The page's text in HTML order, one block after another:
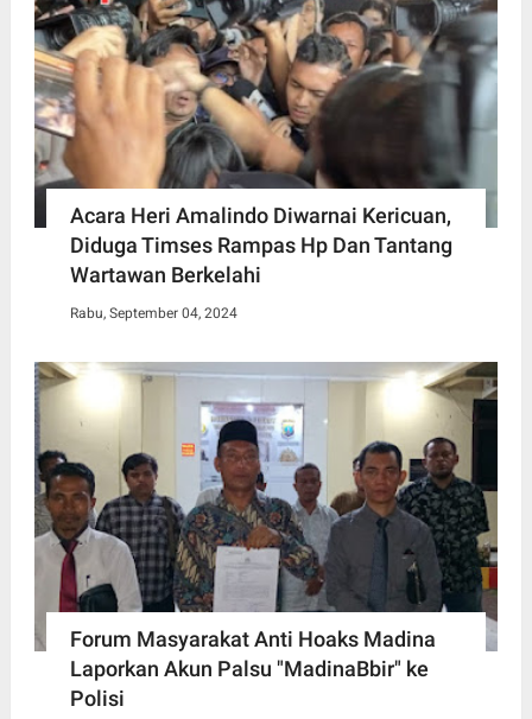
Acara Heri Amalindo Diwarnai Kericuan,
Diduga Timses Rampas Hp Dan Tantang
Wartawan Berkelahi
Rabu, September 04, 2024
Forum Masyarakat Anti Hoaks Madina
Laporkan Akun Palsu "MadinaBbir" ke
Polisi